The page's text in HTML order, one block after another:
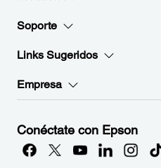
Soporte
Links Sugeridos
Empresa
Conéctate con Epson